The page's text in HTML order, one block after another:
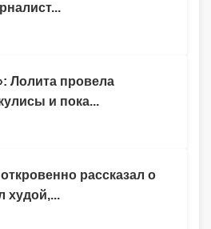
рассказал о
худой,...
Лолита провела
и пока...